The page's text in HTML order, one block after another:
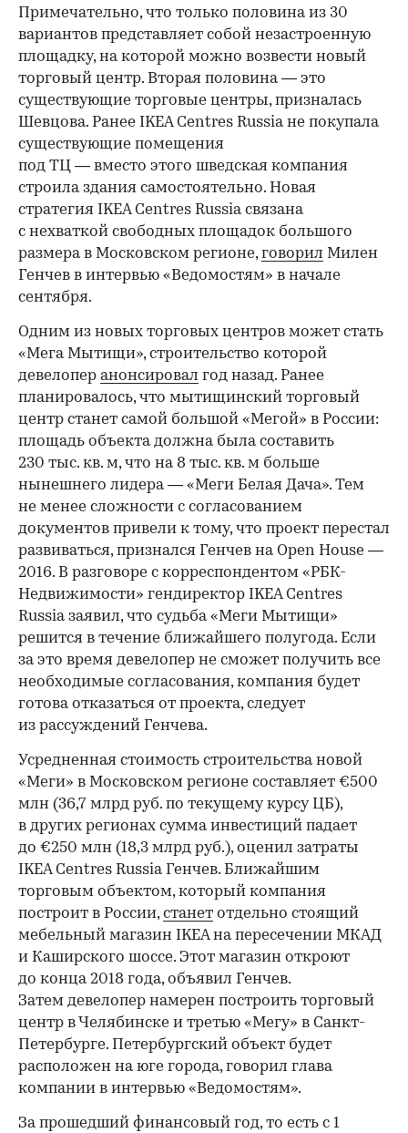
Примечательно, что только половина из 30
вариантов представляет собой незастроенную
площадку, на которой можно возвести новый
торговый центр. Вторая половина — это
существующие торговые центры, призналась
Шевцова. Ранее IKEA Centres Russia не покупала
существующие помещения
под ТЦ — вместо этого шведская компания
строила здания самостоятельно. Новая
стратегия IKEA Centres Russia связана
с нехваткой свободных площадок большого
размера в Московском регионе,говорил Милен
Генчев в интервью «Ведомостям» в начале
сентября.
Одним из новых торговых центров может стать
«Мега Мытищи», строительство которой
девелопер анонсировал год назад. Ранее
планировалось, что мытищинский торговый
центр станет самой большой «Мегой» в России:
площадь объекта должна была составить
230 тыс. кв. м, что на 8 тыс. кв. м больше
нынешнего лидера — «Меги Белая Дача». Тем
не менее сложности с согласованием
документов привели к тому, что проект перестал
развиваться, признался Генчев на Open House —
2016. В разговоре с корреспондентом «РБК-
Недвижимости» гендиректор IKEA Centres
Russia заявил, что судьба «Меги Мытищи»
решится в течение ближайшего полугода. Если
за это время девелопер не сможет получить все
необходимые согласования, компания будет
готова отказаться от проекта, следует
из рассуждений Генчева.
Усредненная стоимость строительства новой
«Меги» в Московском регионе составляет €500
млн (36,7 млрд руб. по текущему курсу ЦБ),
в других регионах сумма инвестиций падает
до €250 млн (18,3 млрд руб.), оценил затраты
IKEA Centres Russia Генчев. Ближайшим
торговым объектом, который компания
построит в России,станет отдельно стоящий
мебельный магазин IKEA на пересечении МКАД
и Каширского шоссе. Этот магазин откроют
до конца 2018 года, объявил Генчев.
Затем девелопер намерен построить торговый
центр в Челябинске и третью «Мегу» в Санкт-
Петербурге. Петербургский объект будет
расположен на юге города, говорил глава
компании в интервью «Ведомостям».
За прошедший финансовый год, то есть с 1